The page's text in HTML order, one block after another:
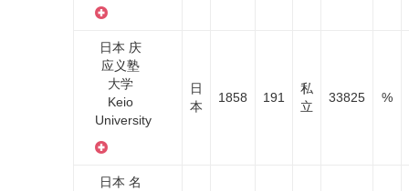
日本 庆
应义塾
大学
Keio
University
日
本
1858 191
私
立
33825 %
日本 名